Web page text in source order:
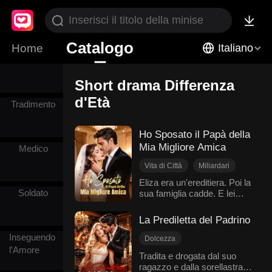
Home Catalogo Italiano
Lupo
mannaro
Tradimento
Medico
Soldato
Inseguendo
l'Amore
Short drama Differenza
d'Età
Ho Sposato il Papà della
Mia Migliore Amica
Vita di Città
Miliardari
Matrimonio lampo
Matrimonio di Convenienza
Eliza era un'ereditiera. Poi la
sua famiglia cadde. E lei
famiglia Hyde, rinchiusa
come un trofeo. Alla festa di
fidanzamento del suo
umiliano davanti a tutti.
La Prediletta del Padrino
Dolcezza
Differenza d'Età
Mafia
Amore forzato
Tradita e drogata dal suo
ragazzo e dalla sorellastra,